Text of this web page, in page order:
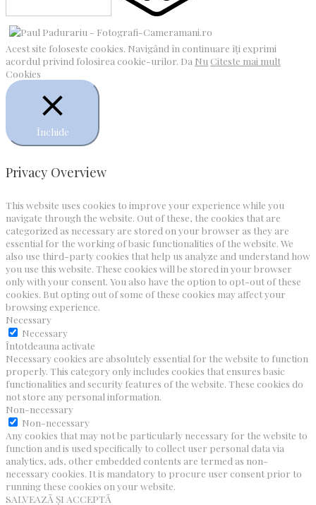
Acest site foloseste cookies. Navigând în continuare îți exprimi
acordul privind folosirea cookie-urilor. Da Nu Citeste mai mult
Cookies
Închide
Privacy Overview
This website uses cookies to improve your experience while you
navigate through the website. Out of these, the cookies that are
categorized as necessary are stored on your browser as they are
essential for the working of basic functionalities of the website. We
also use third-party cookies that help us analyze and understand how
you use this website. These cookies will be stored in your browser
only with your consent. You also have the option to opt-out of these
cookies. But opting out of some of these cookies may affect your
browsing experience.
Necessary
Necessary
Întotdeauna activate
Necessary cookies are absolutely essential for the website to function
properly. This category only includes cookies that ensures basic
functionalities and security features of the website. These cookies do
not store any personal information.
Non-necessary
Non-necessary
Any cookies that may not be particularly necessary for the website to
function and is used specifically to collect user personal data via
analytics, ads, other embedded contents are termed as non-
necessary cookies. It is mandatory to procure user consent prior to
running these cookies on your website.
SALVEAZĂ ȘI ACCEPTĂ